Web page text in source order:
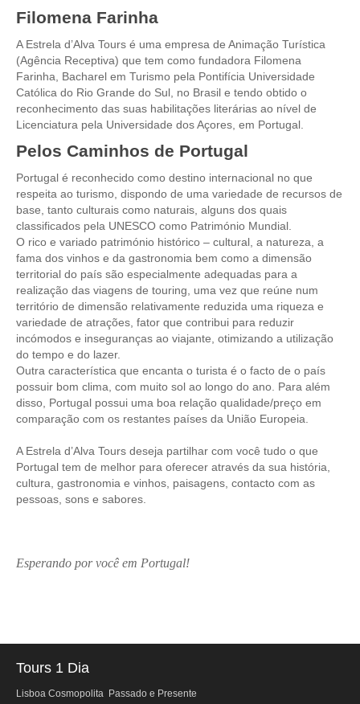
The Real Lisbon STREET ART Tour
The Lisbon Walk & Talk Street Art Tour
Rota do Azulejo
A Calçada Portuguesa
WineTours
Arrabida com Degustação de Vinhos e Queijo
Turismo de Natureza
Rota do Pastor
Rota do Salineiro
Birdwatching EVOA
Passeio de Natureza no Rio Tejo
Experiências
Workshop Tapete de Arraiolos
Longa distância
de Lisboa a Coimbra com drop-off no Porto
de Lisboa a Óbidos, Nazaré e Fátima com drop-off no Porto
do Porto a Fátima, Nazaré e Óbidos com drop-off em Lisboa
Luz e Encanto > 4 dias
Caminhos de Espanha
Filomena Farinha
A Estrela d’Alva Tours é uma empresa de Animação Turística
(Agência Receptiva) que tem como fundadora Filomena
Farinha, Bacharel em Turismo pela Pontifícia Universidade
Católica do Rio Grande do Sul, no Brasil e tendo obtido o
reconhecimento das suas habilitações literárias ao nível de
Licenciatura pela Universidade dos Açores, em Portugal.
Pelos Caminhos de Portugal
Portugal é reconhecido como destino internacional no que
respeita ao turismo, dispondo de uma variedade de recursos de
base, tanto culturais como naturais, alguns dos quais
classificados pela UNESCO como Património Mundial.
O rico e variado património histórico – cultural, a natureza, a
fama dos vinhos e da gastronomia bem como a dimensão
territorial do país são especialmente adequadas para a
realização das viagens de touring, uma vez que reúne num
território de dimensão relativamente reduzida uma riqueza e
variedade de atrações, fator que contribui para reduzir
incómodos e inseguranças ao viajante, otimizando a utilização
do tempo e do lazer.
Outra característica que encanta o turista é o facto de o país
possuir bom clima, com muito sol ao longo do ano. Para além
disso, Portugal possui uma boa relação qualidade/preço em
comparação com os restantes países da União Europeia.
A Estrela d’Alva Tours deseja partilhar com você tudo o que
Portugal tem de melhor para oferecer através da sua história,
cultura, gastronomia e vinhos, paisagens, contacto com as
pessoas, sons e sabores.
Esperando por você em Portugal!
Tours 1 Dia
Lisboa Cosmopolita Passado e Presente